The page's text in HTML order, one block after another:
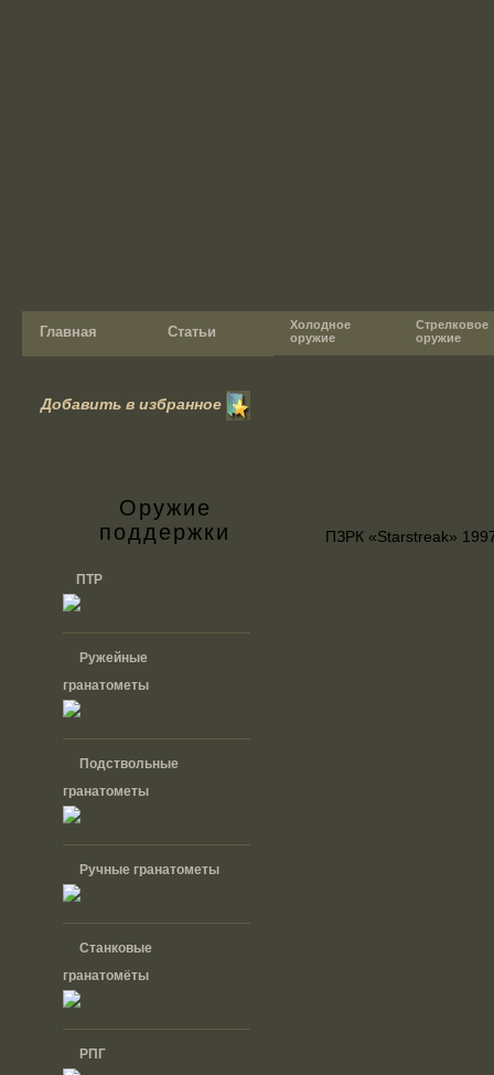
Главная Статьи
Холодное
оружие
Стрелковое
оружие
Добавить в избранное
Оружие
поддержки
ПТР
Ружейные
гранатометы
Подствольные
гранатометы
Ручные гранатометы
Cтанковые
гранатомёты
РПГ
ПЗРК «Starstreak»